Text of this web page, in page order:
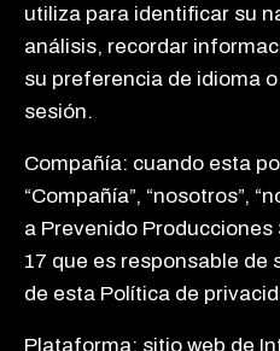
utiliza para identificar su
análisis, recordar
su preferencia de idioma
sesión.
Compañía: cuando esta
“Compañía”, “nosotros”,
a Prevenido Producciones
17 que es responsable de
de esta Política de
Plataforma: sitio web de